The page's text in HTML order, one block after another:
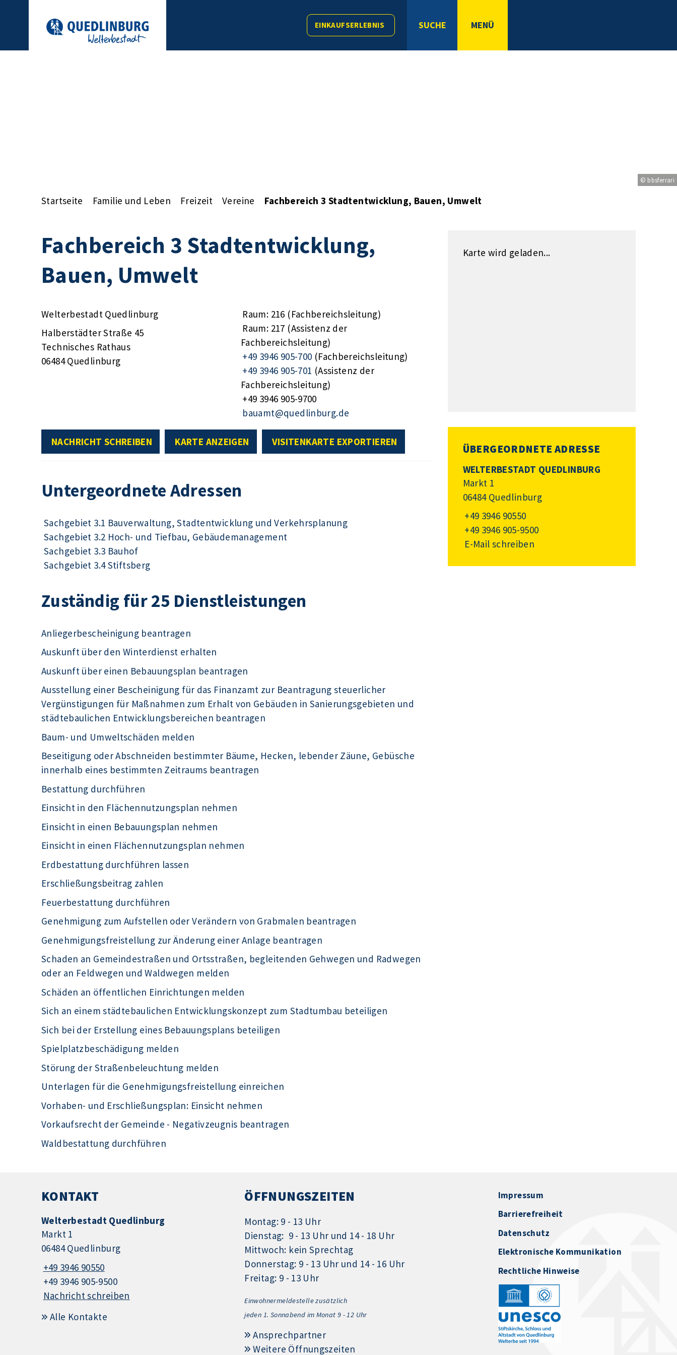
EINKAUFSERLEBNIS SUCHE MENÜ
© bbsferrari
Startseite Familie und Leben Freizeit Vereine Fachbereich 3 Stadtentwicklung, Bauen, Umwelt
Fachbereich 3 Stadtentwicklung,
Bauen, Umwelt
Welterbestadt Quedlinburg
Halberstädter Straße 45
Technisches Rathaus
06484 Quedlinburg
Raum: 216 (Fachbereichsleitung)
Raum: 217 (Assistenz der
Fachbereichsleitung)
+49 3946 905-700 (Fachbereichsleitung)
+49 3946 905-701 (Assistenz der
Fachbereichsleitung)
+49 3946 905-9700
bauamt@quedlinburg.de
NACHRICHT SCHREIBEN KARTE ANZEIGEN VISITENKARTE EXPORTIEREN
Untergeordnete Adressen
Sachgebiet 3.1 Bauverwaltung, Stadtentwicklung und Verkehrsplanung
Sachgebiet 3.2 Hoch- und Tiefbau, Gebäudemanagement
Sachgebiet 3.3 Bauhof
Sachgebiet 3.4 Stiftsberg
Zuständig für 25 Dienstleistungen
Anliegerbescheinigung beantragen
Auskunft über den Winterdienst erhalten
Auskunft über einen Bebauungsplan beantragen
Ausstellung einer Bescheinigung für das Finanzamt zur Beantragung steuerlicher
Vergünstigungen für Maßnahmen zum Erhalt von Gebäuden in Sanierungsgebieten und
städtebaulichen Entwicklungsbereichen beantragen
Baum- und Umweltschäden melden
Beseitigung oder Abschneiden bestimmter Bäume, Hecken, lebender Zäune, Gebüsche
innerhalb eines bestimmten Zeitraums beantragen
Bestattung durchführen
Einsicht in den Flächennutzungsplan nehmen
Einsicht in einen Bebauungsplan nehmen
Einsicht in einen Flächennutzungsplan nehmen
Erdbestattung durchführen lassen
Erschließungsbeitrag zahlen
Feuerbestattung durchführen
Genehmigung zum Aufstellen oder Verändern von Grabmalen beantragen
Genehmigungsfreistellung zur Änderung einer Anlage beantragen
Schaden an Gemeindestraßen und Ortsstraßen, begleitenden Gehwegen und Radwegen
oder an Feldwegen und Waldwegen melden
Schäden an öffentlichen Einrichtungen melden
Sich an einem städtebaulichen Entwicklungskonzept zum Stadtumbau beteiligen
Sich bei der Erstellung eines Bebauungsplans beteiligen
Spielplatzbeschädigung melden
Störung der Straßenbeleuchtung melden
Unterlagen für die Genehmigungsfreistellung einreichen
Vorhaben- und Erschließungsplan: Einsicht nehmen
Vorkaufsrecht der Gemeinde - Negativzeugnis beantragen
Waldbestattung durchführen
Karte wird geladen...
ÜBERGEORDNETE ADRESSE
WELTERBESTADT QUEDLINBURG
Markt 1
06484 Quedlinburg
+49 3946 90550
+49 3946 905-9500
E-Mail schreiben
KONTAKT
Welterbestadt Quedlinburg
Markt 1
06484 Quedlinburg
+49 3946 90550
+49 3946 905-9500
Nachricht schreiben
Alle Kontakte
ÖFFNUNGSZEITEN
Montag: 9 - 13 Uhr
Dienstag: 9 - 13 Uhr und 14 - 18 Uhr
Mittwoch: kein Sprechtag
Donnerstag: 9 - 13 Uhr und 14 - 16 Uhr
Freitag: 9 - 13 Uhr
Einwohnermeldestelle zusätzlich
jeden 1. Sonnabend im Monat 9 - 12 Uhr
Ansprechpartner
Weitere Öffnungszeiten
Impressum
Barrierefreiheit
Datenschutz
Elektronische Kommunikation
Rechtliche Hinweise